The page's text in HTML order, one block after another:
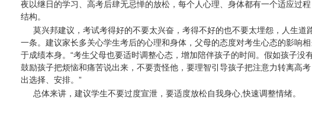
夜以继日的学习、高考后肆无忌惮的放松，每个人心理、身体都有一个适应过
结构。
莫兴邦建议，考试考得好的不要太兴奋，考得不好的也不要太埋怨，人生道
一条。建议家长多关心学生考后的心理和身体，父母的态度对考生心态的影响
于成绩本身。“考生父母也要适时调整心态，增加陪伴孩子的时间。假如孩子没
鼓励孩子把烦恼和痛苦说出来，不要责怪他，要理智引导孩子把注意力转离高
出选择、安排。”
总体来讲，建议学生不要过度宣泄，要适度放松自我身心,快速调整情绪。